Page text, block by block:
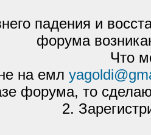
падения и
форума
Что
на емл
форума, то
2.